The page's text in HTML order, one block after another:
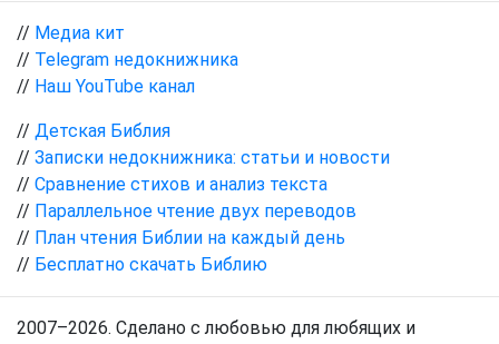
// Медиа кит
// Telegram недокнижника
// Наш YouTube канал
// Детская Библия
// Записки недокнижника: статьи и новости
// Сравнение стихов и анализ текста
// Параллельное чтение двух переводов
// План чтения Библии на каждый день
// Бесплатно скачать Библию
2007–2026. Сделано с любовью для любящих и